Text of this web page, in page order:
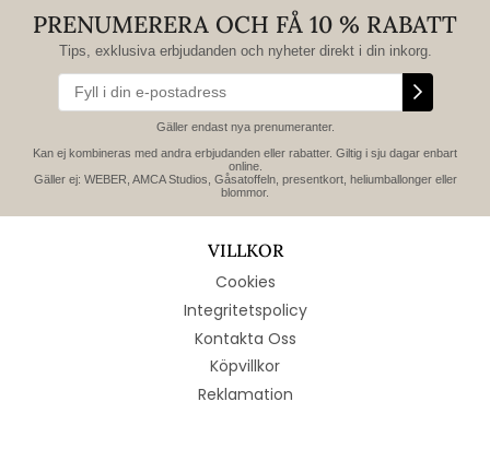
PRENUMERERA OCH FÅ 10 % RABATT
Tips, exklusiva erbjudanden och nyheter direkt i din inkorg.
Gäller endast nya prenumeranter.
Kan ej kombineras med andra erbjudanden eller rabatter. Giltig i sju dagar enbart
online.
Gäller ej: WEBER, AMCA Studios, Gåsatoffeln, presentkort, heliumballonger eller
blommor.
VILLKOR
Cookies
Integritetspolicy
Kontakta Oss
Köpvillkor
Reklamation